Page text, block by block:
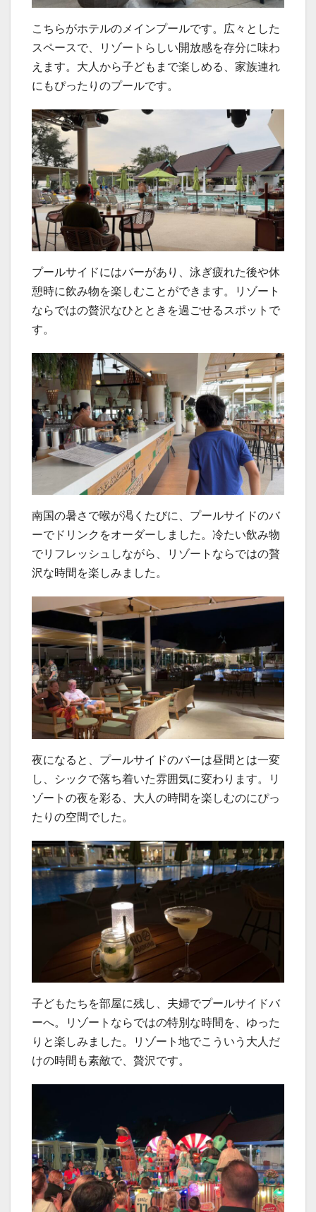
こちらがホテルのメインプールです。広々とした
スペースで、リゾートらしい開放感を存分に味わ
えます。大人から子どもまで楽しめる、家族連れ
にもぴったりのプールです。
プールサイドにはバーがあり、泳ぎ疲れた後や休
憩時に飲み物を楽しむことができます。リゾート
ならではの贅沢なひとときを過ごせるスポットで
す。
南国の暑さで喉が渇くたびに、プールサイドのバ
ーでドリンクをオーダーしました。冷たい飲み物
でリフレッシュしながら、リゾートならではの贅
沢な時間を楽しみました。
夜になると、プールサイドのバーは昼間とは一変
し、シックで落ち着いた雰囲気に変わります。リ
ゾートの夜を彩る、大人の時間を楽しむのにぴっ
たりの空間でした。
子どもたちを部屋に残し、夫婦でプールサイドバ
ーへ。リゾートならではの特別な時間を、ゆった
りと楽しみました。リゾート地でこういう大人だ
けの時間も素敵で、贅沢です。